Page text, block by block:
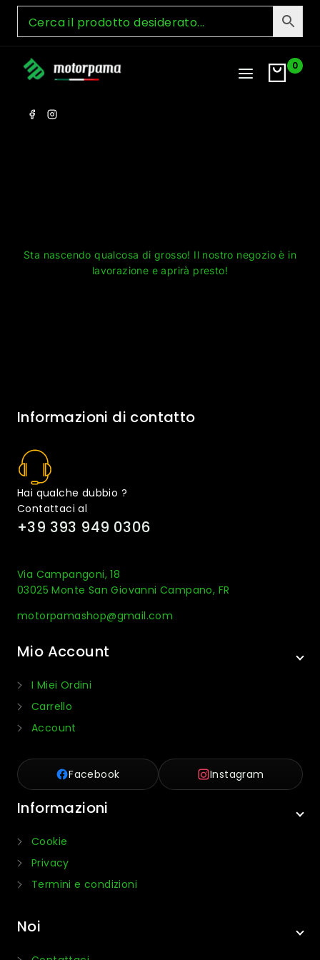
Skip
content
0
Sta nascendo qualcosa di grosso! Il nostro negozio è in
lavorazione e aprirà presto!
Informazioni di contatto
Hai qualche dubbio ?
Contattaci al
+39 393 949 0306
Via Campangoni, 18
03025 Monte San Giovanni Campano, FR
motorpamashop@gmail.com
Mio Account
I Miei Ordini
Carrello
Account
Facebook Instagram
Informazioni
Cookie
Privacy
Termini e condizioni
Noi